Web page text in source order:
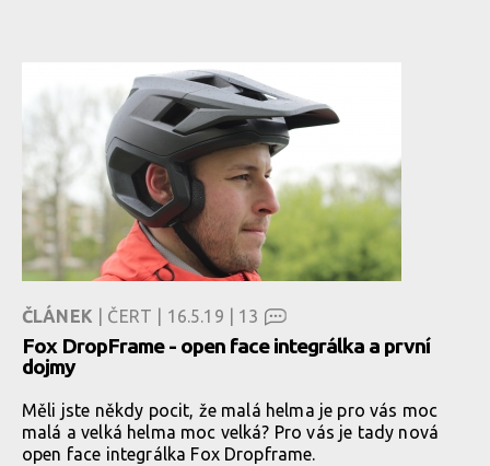
ČLÁNEK | ČERT | 16.5.19 | 13
Fox DropFrame - open face integrálka a první
dojmy
Měli jste někdy pocit, že malá helma je pro vás moc
malá a velká helma moc velká? Pro vás je tady nová
open face integrálka Fox Dropframe.